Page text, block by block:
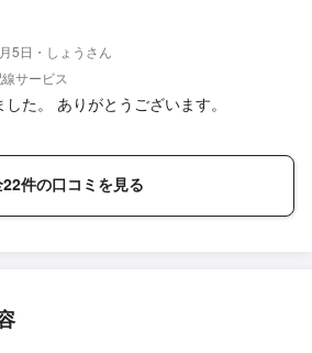
5日・しょうさん
サービス
た。 ありがとうございます。
件の口コミを見る